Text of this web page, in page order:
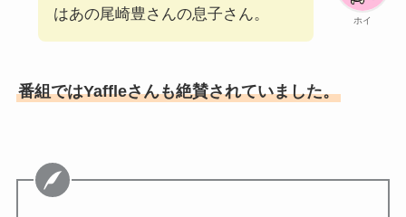
ホイ
はあの尾崎豊さんの息子さん。
番組ではYaffleさんも絶賛されていました。